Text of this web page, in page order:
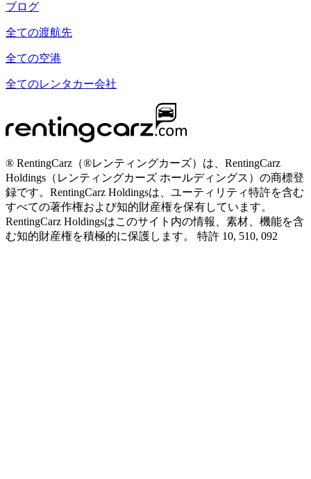
ブログ
全ての渡航先
全ての空港
全てのレンタカー会社
® RentingCarz（®レンティングカーズ）は、RentingCarz
Holdings（レンティングカーズ ホールディングス）の商標登
録です。RentingCarz Holdingsは、ユーティリティ特許を含む
すべての著作権および知的財産権を保有しています。
RentingCarz Holdingsはこのサイト内の情報、素材、機能を含
む知的財産権を積極的に保護します。 特許 10, 510, 092